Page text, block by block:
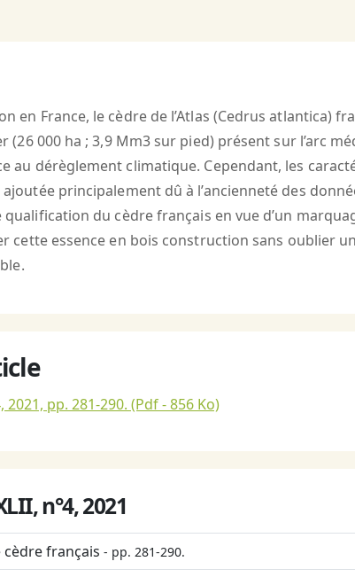
en France, le cèdre de l’Atlas (Cedrus
000 ha ; 3,9 Mm3 sur pied) présent sur l’arc
au dérèglement climatique. Cependant, les
principalement dû à l’ancienneté des
du cèdre français en vue d’un
essence en bois construction sans oublier
2021, pp. 281-290. (Pdf - 856 Ko)
n°4, 2021
français - pp. 281-290.